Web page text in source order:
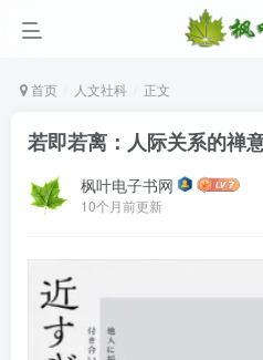
首页 人文社科 正文
若即若离：人际关系的禅
枫叶电子书网
10个月前更新
登录